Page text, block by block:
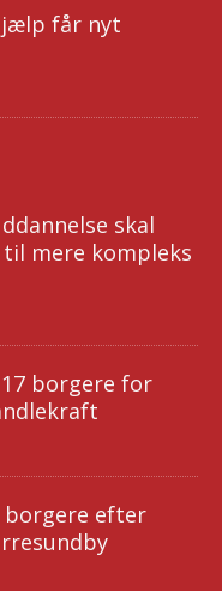
får nyt
skal
mere kompleks
borgere for
efter